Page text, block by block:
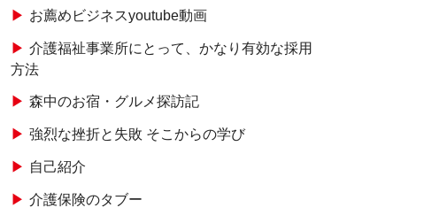
お薦めビジネスyoutube動画
介護福祉事業所にとって、かなり有効な採用
方法
森中のお宿・グルメ探訪記
強烈な挫折と失敗 そこからの学び
自己紹介
介護保険のタブー